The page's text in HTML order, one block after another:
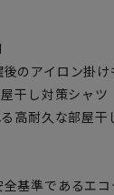
のアイロン掛け
干し対策シャツ
高耐久な部屋
基準であるエ